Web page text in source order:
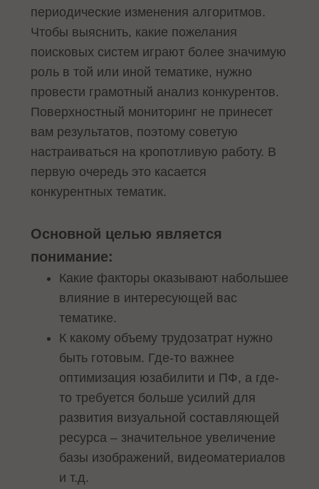
периодические изменения алгоритмов.
Чтобы выяснить, какие пожелания
поисковых систем играют более значимую
роль в той или иной тематике, нужно
провести грамотный анализ конкурентов.
Поверхностный мониторинг не принесет
вам результатов, поэтому советую
настраиваться на кропотливую работу. В
первую очередь это касается
конкурентных тематик.
Основной целью является
понимание:
Какие факторы оказывают набольшее
влияние в интересующей вас
тематике.
К какому объему трудозатрат нужно
быть готовым. Где-то важнее
оптимизация юзабилити и ПФ, а где-
то требуется больше усилий для
развития визуальной составляющей
ресурса – значительное увеличение
базы изображений, видеоматериалов
и т.д.